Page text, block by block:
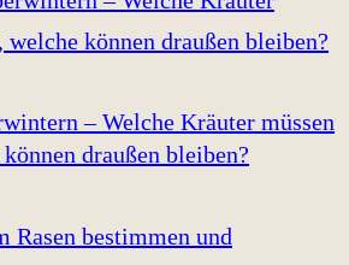
– Welche Kräuter müssen
draußen bleiben?